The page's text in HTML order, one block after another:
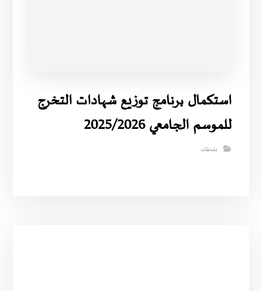
استكمال برنامج توزيع شهادات التخرج
للموسم الجامعي 2025/2026
نشاطات